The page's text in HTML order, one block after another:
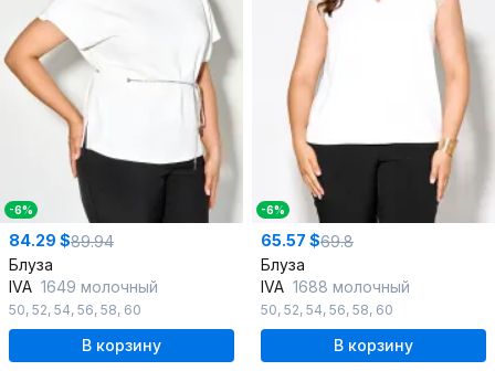
-6%
84.29 $89.94
Блуза
IVA 1649 молочный
50, 52, 54, 56, 58, 60
В корзину
-6%
65.57 $69.8
Блуза
IVA 1688 молочный
50, 52, 54, 56, 58, 60
В корзину